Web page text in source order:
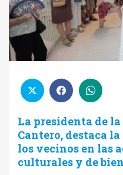
La presidenta de
Cantero, destaca
los vecinos en las
culturales y de